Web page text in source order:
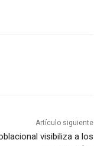
Artículo siguiente
visibiliza a los